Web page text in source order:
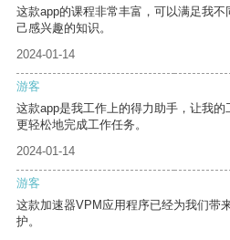
这款app的课程非常丰富，可以满足我
己感兴趣的知识。
2024-01-14
游客
这款app是我工作上的得力助手，让我
更轻松地完成工作任务。
2024-01-14
游客
这款加速器VPM应用程序已经为我们带
护。